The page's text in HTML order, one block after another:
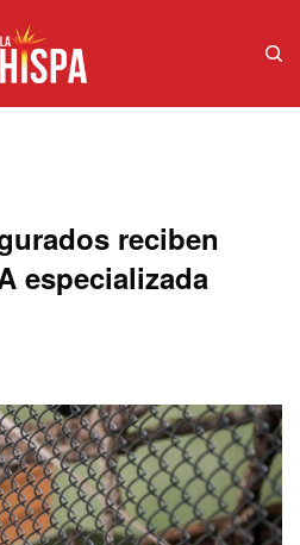
reciben
especializada